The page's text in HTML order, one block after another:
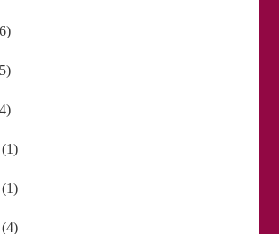
(1)
(1)
(4)